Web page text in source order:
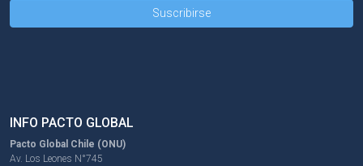
INFO PACTO GLOBAL
Pacto Global Chile (ONU)
Av. Los Leones N°745